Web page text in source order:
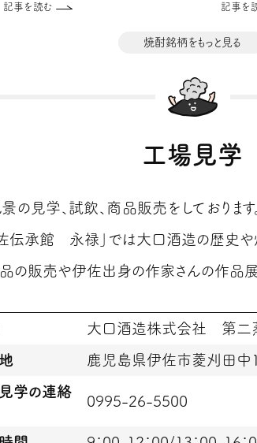
記事を読む 記事を
焼酎銘柄をもっと見る
工場見学
の見学、試飲、商品販売をしておりま
伝承館 永禄」では大口酒造の歴史や
の販売や伊佐出身の作家さんの作品展
大口酒造株式会社 第二
鹿児島県伊佐市菱刈田中
学の連絡
0995-26-5500